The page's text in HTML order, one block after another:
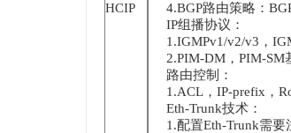
HCIP
4.BGP路由策略：
IP组播协议：
1.IGMPv1/v2/v3，
2.PIM-DM，PIM-SM
路由控制：
1.ACL，IP-prefix，
Eth-Trunk技术：
1.配置Eth-Trunk需要